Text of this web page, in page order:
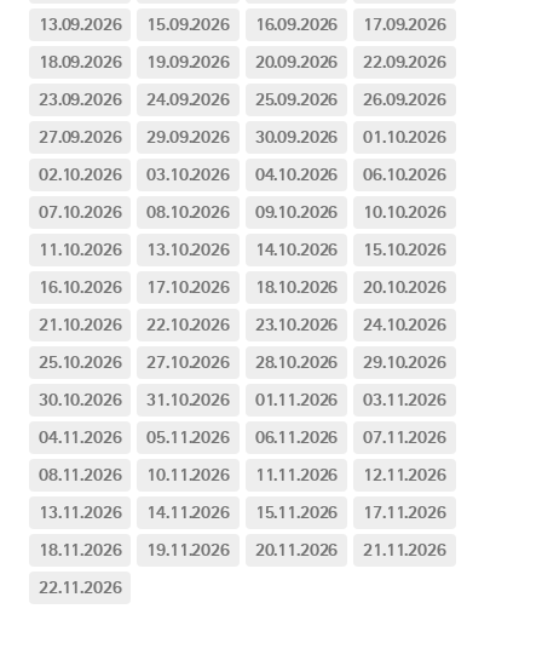
13.09.2026
15.09.2026 16.09.2026
17.09.2026
18.09.2026
19.09.2026 20.09.2026
22.09.2026
23.09.2026
24.09.2026 25.09.2026
26.09.2026
27.09.2026
29.09.2026 30.09.2026
01.10.2026
02.10.2026
03.10.2026 04.10.2026
06.10.2026
07.10.2026
08.10.2026 09.10.2026
10.10.2026
11.10.2026
13.10.2026 14.10.2026
15.10.2026
16.10.2026
17.10.2026 18.10.2026
20.10.2026
21.10.2026
22.10.2026 23.10.2026
24.10.2026
25.10.2026
27.10.2026 28.10.2026
29.10.2026
30.10.2026
31.10.2026 01.11.2026
03.11.2026
04.11.2026
05.11.2026 06.11.2026
07.11.2026
08.11.2026
10.11.2026 11.11.2026
12.11.2026
13.11.2026
14.11.2026 15.11.2026
17.11.2026
18.11.2026
19.11.2026 20.11.2026
21.11.2026
22.11.2026